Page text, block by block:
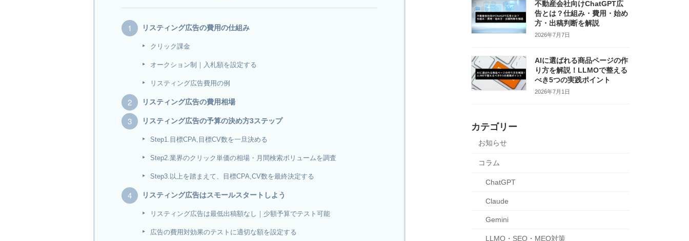
リスティング広告の費用の仕組み
クリック課金
オークション制｜入札額を設定する
リスティング広告費用の例
リスティング広告の費用相場
リスティング広告の予算の決め方3ステップ
Step1.目標CPA,目標CV数を一旦決める
Step2.業界のクリック単価の相場・月間検索ボリュームを調査
Step3.以上を踏まえて、目標CPA,CV数を最終決定する
リスティング広告はスモールスタートしよう
リスティング広告は最低出稿額なし｜少額予算でテスト可能
広告の費用対効果のテストに適切な額を設定する
不動産会社向けChatGPT広
告とは？仕組み・費用・始め
方・出稿判断を解説
2026年7月7日
AIに選ばれる商品ページの作
り方を解説！LLMOで整える
べき5つの実践ポイント
2026年7月1日
カテゴリー
お知らせ
コラム
ChatGPT
Claude
Gemini
LLMO・SEO・MEO対策